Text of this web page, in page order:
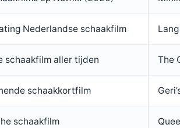
Nederlandse schaakfilm
schaakfilm aller tijden The
schaakkortfilm
schaakfilm